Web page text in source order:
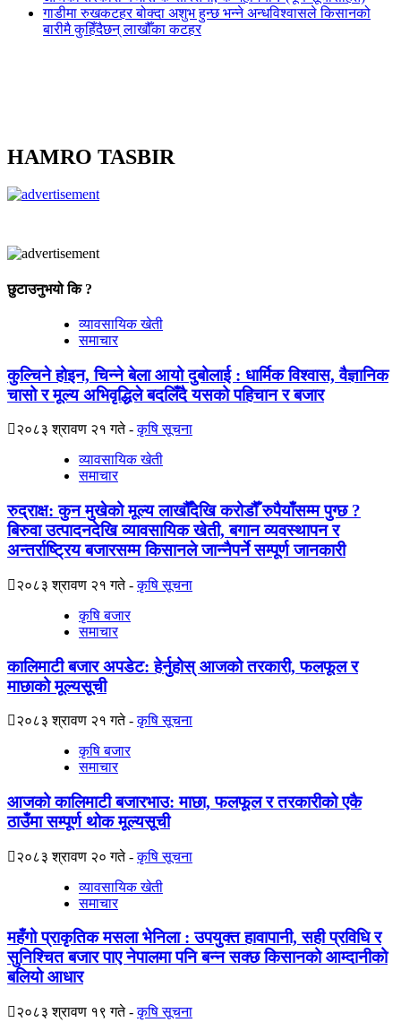
गाडीमा रुखकटहर बोक्दा अशुभ हुन्छ भन्ने अन्धविश्वासले किसानको
बारीमै कुहिँदैछन् लाखौँका कटहर
HAMRO TASBIR
छुटाउनुभयो कि ?
व्यावसायिक खेती
समाचार
कुल्चिने होइन, चिन्ने बेला आयो दुबोलाई : धार्मिक विश्वास, वैज्ञानिक
चासो र मूल्य अभिवृद्धिले बदलिँदै यसको पहिचान र बजार
२०८३ श्रावण २१ गते
कृषि सूचना
व्यावसायिक खेती
समाचार
रुद्राक्ष: कुन मुखेको मूल्य लाखौँदेखि करोडौँ रुपैयाँसम्म पुग्छ ?
बिरुवा उत्पादनदेखि व्यावसायिक खेती, बगान व्यवस्थापन र
अन्तर्राष्ट्रिय बजारसम्म किसानले जान्नैपर्ने सम्पूर्ण जानकारी
२०८३ श्रावण २१ गते
कृषि सूचना
कृषि बजार
समाचार
कालिमाटी बजार अपडेट: हेर्नुहोस् आजको तरकारी, फलफूल र
माछाको मूल्यसूची
२०८३ श्रावण २१ गते
कृषि सूचना
कृषि बजार
समाचार
आजको कालिमाटी बजारभाउ: माछा, फलफूल र तरकारीको एकै
ठाउँमा सम्पूर्ण थोक मूल्यसूची
२०८३ श्रावण २० गते
कृषि सूचना
व्यावसायिक खेती
समाचार
महँगो प्राकृतिक मसला भेनिला : उपयुक्त हावापानी, सही प्रविधि र
सुनिश्चित बजार पाए नेपालमा पनि बन्न सक्छ किसानको आम्दानीको
बलियो आधार
२०८३ श्रावण १९ गते कृषि सूचना